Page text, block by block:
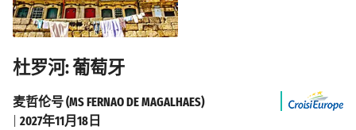
杜罗河: 葡萄牙
麦哲伦号 (MS FERNAO DE MAGALHAES)
2027年11月18日